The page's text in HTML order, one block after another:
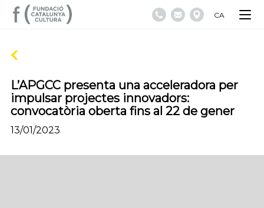
CA
L’APGCC presenta una acceleradora per
impulsar projectes innovadors:
convocatòria oberta fins al 22 de gener
13/01/2023